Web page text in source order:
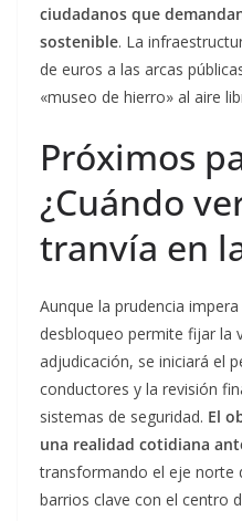
ciudadanos que
sostenible. La
de euros a las arcas
«museo de hierro» al aire
Próximos
¿Cuándo
tranvía en
Aunque la prudencia
desbloqueo permite fijar la
adjudicación, se iniciará el
conductores y la revisión
sistemas de seguridad. El
una realidad cotidiana
transformando el eje norte
barrios clave con el centro